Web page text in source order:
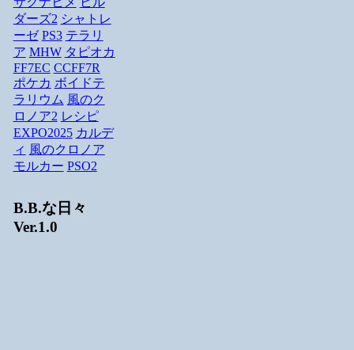
ダーズ2 シャトレ
ーゼ PS3 テラリ
ア MHW タピオカ
FF7EC CCFF7R
ポケカ ボイドテ
ラリウム 風のク
ロノア2 レシピ
EXPO2025 カルデ
ィ 風のクロノア
モルカー PSO2
B.B.な日々
Ver.1.0